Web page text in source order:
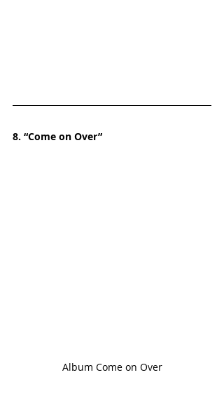
8. “Come on Over”
Album Come on Over